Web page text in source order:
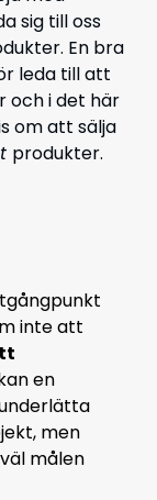
sig till oss
En bra
leda till att
och i det här
om att sälja
produkter.
inte att
en
men
målen